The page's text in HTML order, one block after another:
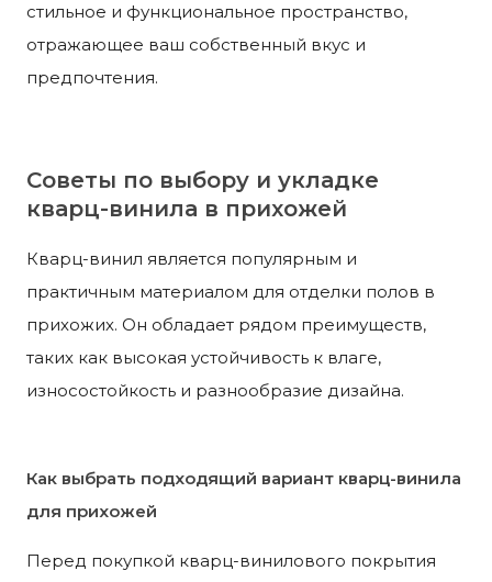
стильное и функциональное пространство,
отражающее ваш собственный вкус и
предпочтения.
Советы по выбору и укладке
кварц-винила в прихожей
Кварц-винил является популярным и
практичным материалом для отделки полов в
прихожих. Он обладает рядом преимуществ,
таких как высокая устойчивость к влаге,
износостойкость и разнообразие дизайна.
Как выбрать подходящий вариант кварц-винила
для прихожей
Перед покупкой кварц-винилового покрытия